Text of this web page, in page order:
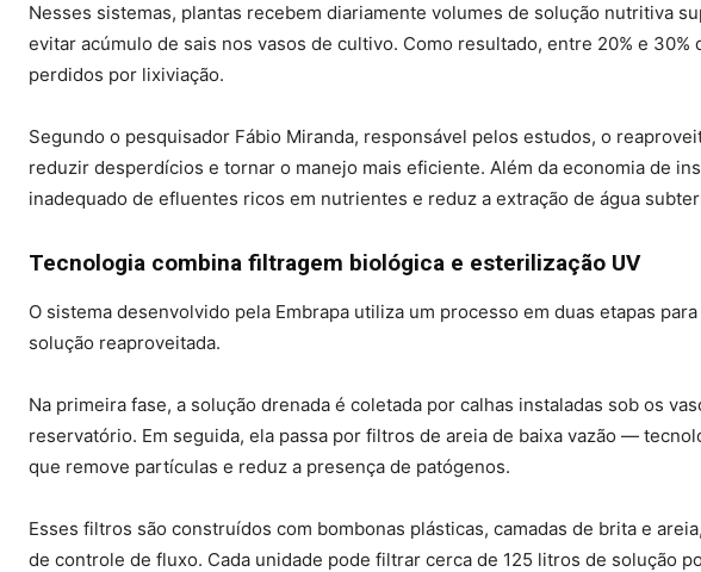
Nesses sistemas, plantas recebem diariamente volumes de solução nutritiva
evitar acúmulo de sais nos vasos de cultivo. Como resultado, entre 20% e
perdidos por lixiviação.
Segundo o pesquisador Fábio Miranda, responsável pelos estudos, o
reduzir desperdícios e tornar o manejo mais eficiente. Além da economia de
inadequado de efluentes ricos em nutrientes e reduz a extração de água
Tecnologia combina filtragem biológica e esterilização UV
O sistema desenvolvido pela Embrapa utiliza um processo em duas etapas
solução reaproveitada.
Na primeira fase, a solução drenada é coletada por calhas instaladas sob os
reservatório. Em seguida, ela passa por filtros de areia de baixa vazão —
que remove partículas e reduz a presença de patógenos.
Esses filtros são construídos com bombonas plásticas, camadas de brita e
de controle de fluxo. Cada unidade pode filtrar cerca de 125 litros de solução